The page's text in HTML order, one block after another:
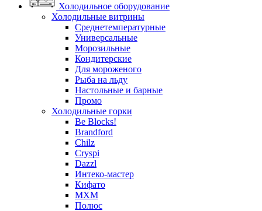
Холодильное оборудование
Холодильные витрины
Среднетемпературные
Универсальные
Морозильные
Кондитерские
Для мороженого
Рыба на льду
Настольные и барные
Промо
Холодильные горки
Be Blocks!
Brandford
Chilz
Cryspi
Dazzl
Интеко-мастер
Кифато
МХМ
Полюс